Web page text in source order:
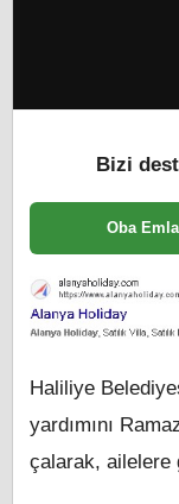
Bizi
Oba
Haliliye
yardımını
çalarak, ailelere